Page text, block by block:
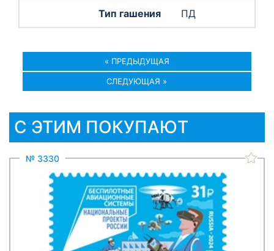
ПД
« ПРЕДЫДУЩАЯ
СЛЕДУЮЩАЯ »
С ЭТИМ ПОКУПАЮТ
№ 3330